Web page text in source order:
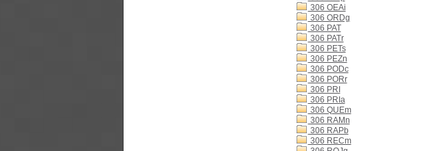
306 OEAi
306 ORDg
306 PAT
306 PATr
306 PETs
306 PEZn
306 PODc
306 PORr
306 PRI
306 PRIa
306 QUEm
306 RAMn
306 RAPb
306 RECm